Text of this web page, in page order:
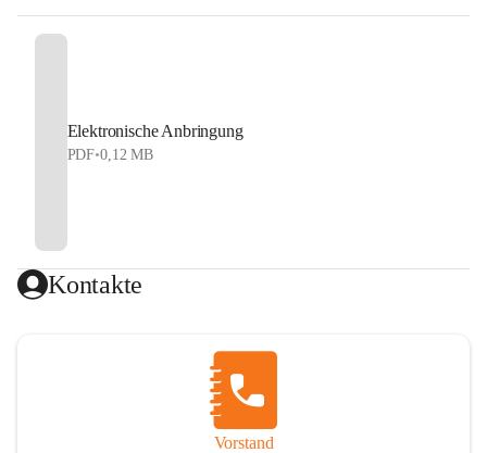
Elektronische Anbringung
PDF•0,12 MB
Kontakte
Vorstand